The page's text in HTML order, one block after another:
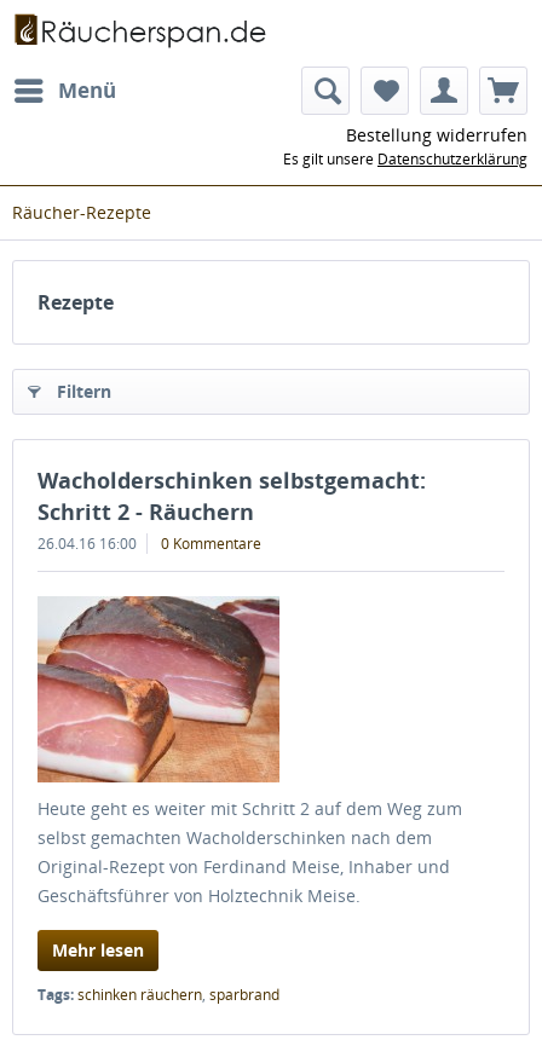
Menü
Bestellung widerrufen
Es gilt unsere Datenschutzerklärung
Räucher-Rezepte
Rezepte
Filtern
Wacholderschinken selbstgemacht:
Schritt 2 - Räuchern
26.04.16 16:00 0 Kommentare
Heute geht es weiter mit Schritt 2 auf dem Weg zum
selbst gemachten Wacholderschinken nach dem
Original-Rezept von Ferdinand Meise, Inhaber und
Geschäftsführer von Holztechnik Meise.
Mehr lesen
Tags:schinken räuchern, sparbrand